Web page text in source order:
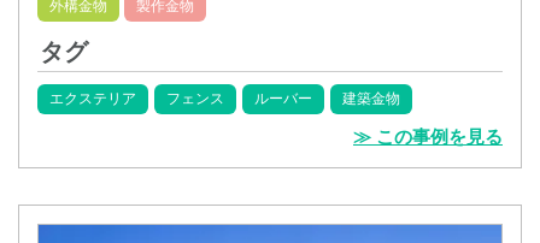
外構金物 製作金物
タグ
エクステリア フェンス ルーバー 建築金物
≫ この事例を見る